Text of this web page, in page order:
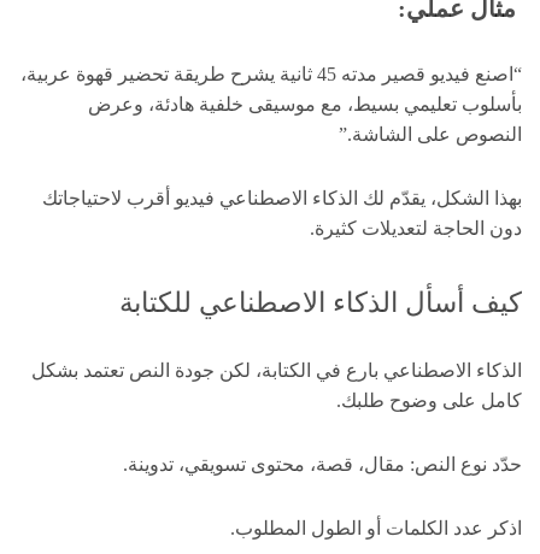
مثال عملي:
“اصنع فيديو قصير مدته 45 ثانية يشرح طريقة تحضير قهوة عربية،
بأسلوب تعليمي بسيط، مع موسيقى خلفية هادئة، وعرض
النصوص على الشاشة.”
بهذا الشكل، يقدّم لك الذكاء الاصطناعي فيديو أقرب لاحتياجاتك
دون الحاجة لتعديلات كثيرة.
كيف أسأل الذكاء الاصطناعي للكتابة
الذكاء الاصطناعي بارع في الكتابة، لكن جودة النص تعتمد بشكل
كامل على وضوح طلبك.
حدّد نوع النص: مقال، قصة، محتوى تسويقي، تدوينة.
اذكر عدد الكلمات أو الطول المطلوب.